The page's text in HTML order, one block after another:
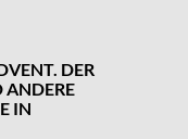
DER
ANDERE
IN